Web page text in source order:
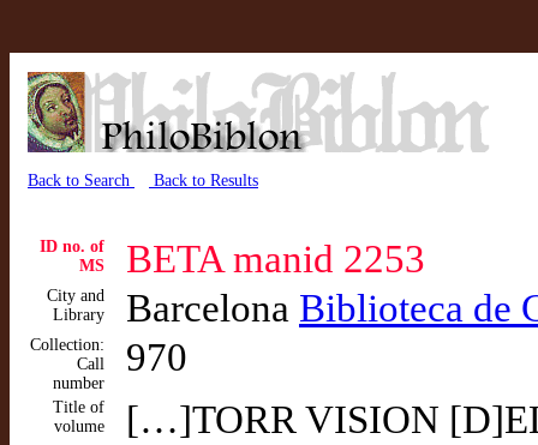
Back to Search Back to Results
ID no. of
MS
BETA manid 2253
City and
Library
Barcelona Biblioteca de
Collection:
Call
number
970
Title of
volume
[…]TORR VISION